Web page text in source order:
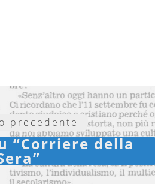
precedente
“Corriere della